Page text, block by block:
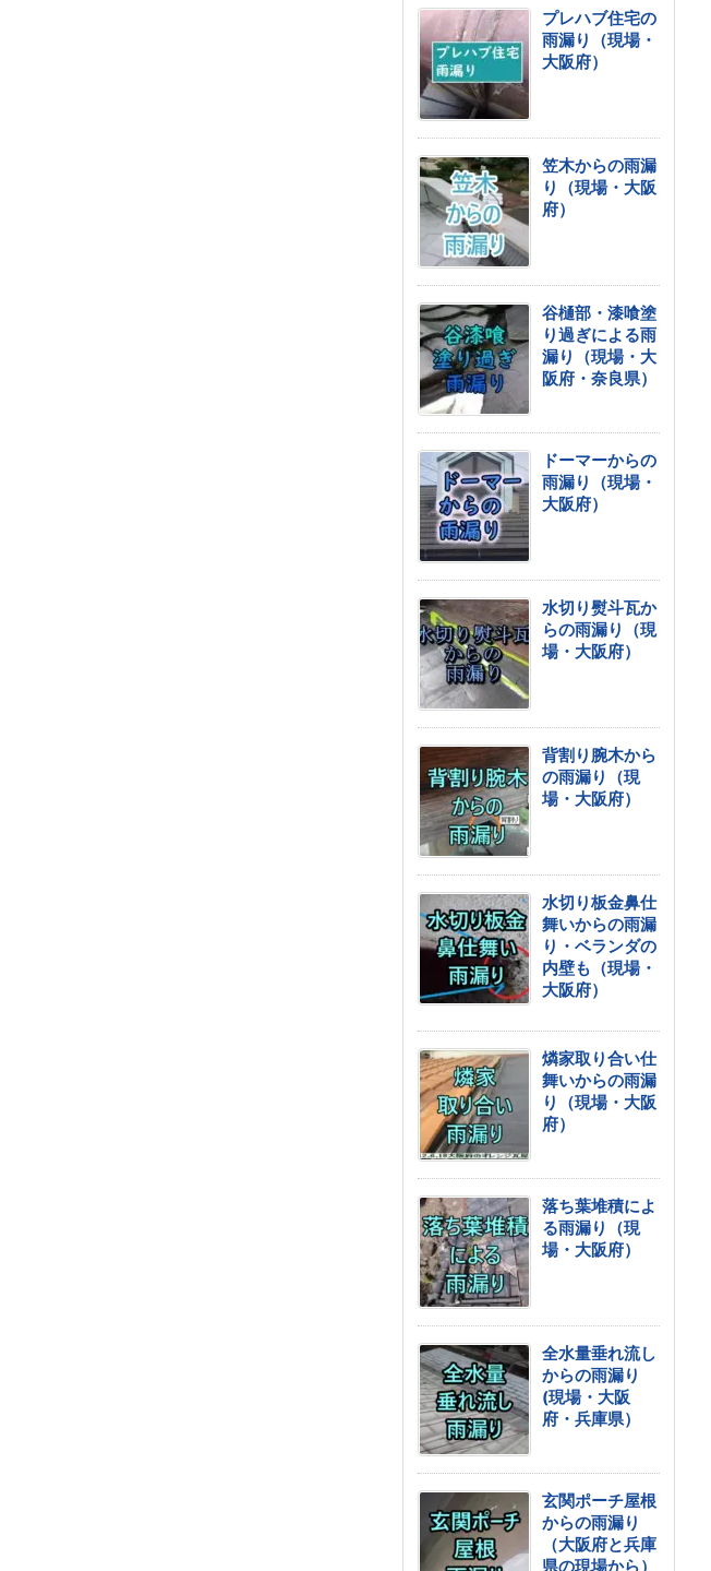
プレハブ住宅の
雨漏り（現場・
大阪府）
笠木からの雨漏
り（現場・大阪
府）
谷樋部・漆喰塗
り過ぎによる雨
漏り（現場・大
阪府・奈良県）
ドーマーからの
雨漏り（現場・
大阪府）
水切り熨斗瓦か
らの雨漏り（現
場・大阪府）
背割り腕木から
の雨漏り（現
場・大阪府）
水切り板金鼻仕
舞いからの雨漏
り・ベランダの
内壁も（現場・
大阪府）
燐家取り合い仕
舞いからの雨漏
り（現場・大阪
府）
落ち葉堆積によ
る雨漏り（現
場・大阪府）
全水量垂れ流し
からの雨漏り
(現場・大阪
府・兵庫県）
玄関ポーチ屋根
からの雨漏り
（大阪府と兵庫
県の現場から）